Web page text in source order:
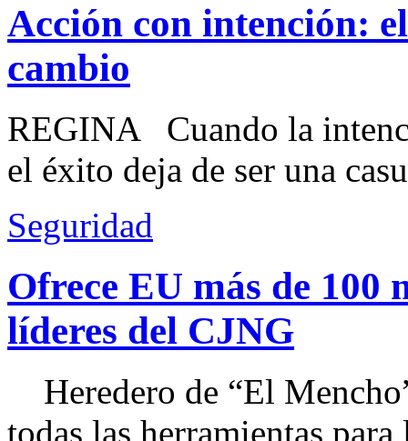
Acción con intención:
cambio
REGINA Cuando la
el éxito deja de ser una
Seguridad
Ofrece EU más de 100
líderes del CJNG
Heredero de “El
todas las herramientas